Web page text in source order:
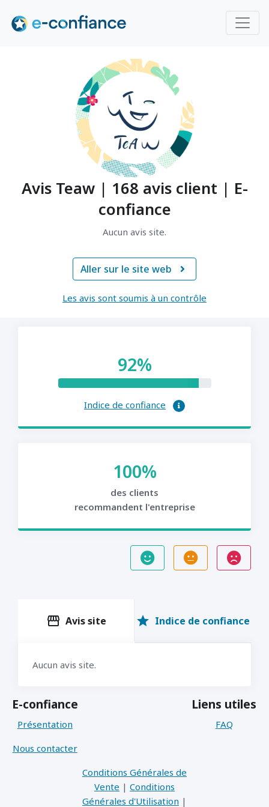
Avis Teaw | 168 avis client | E-
confiance
Aucun avis site.
Aller sur le site web 
Les avis sont soumis à un contrôle
92%
Indice de confiance
100%
des clients
recommandent l'entreprise
storefront Avis site star Indice de confiance
Aucun avis site.
E-confiance
Présentation
Nous contacter
Liens utiles
FAQ
Conditions Générales de
Vente | Conditions
Générales d'Utilisation |